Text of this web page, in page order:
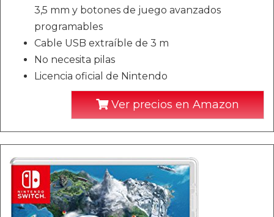
3,5 mm y botones de juego avanzados
programables
Cable USB extraíble de 3 m
No necesita pilas
Licencia oficial de Nintendo
Ver precios en Amazon